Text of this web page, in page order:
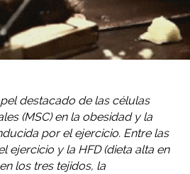
destacado de las células
(MSC) en la obesidad y la
por el ejercicio. Entre las
ejercicio y la HFD (dieta alta en
los tres tejidos, la